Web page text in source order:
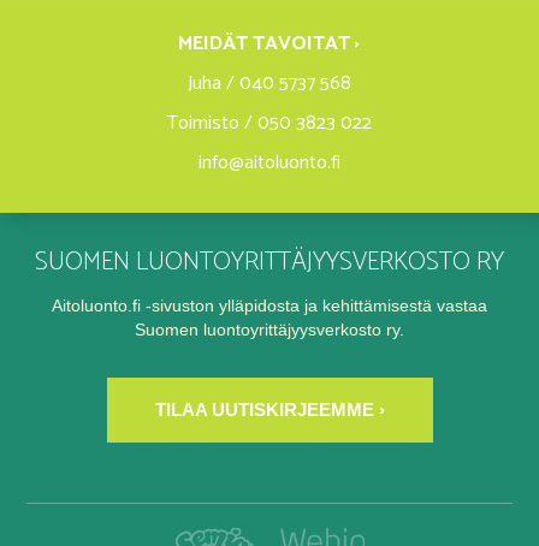
MEIDÄT TAVOITAT ›
Juha / 040 5737 568
Toimisto / 050 3823 022
info@aitoluonto.fi
SUOMEN LUONTOYRITTÄJYYSVERKOSTO RY
Aitoluonto.fi -sivuston ylläpidosta ja kehittämisestä vastaa
Suomen luontoyrittäjyysverkosto ry.
TILAA UUTISKIRJEEMME ›